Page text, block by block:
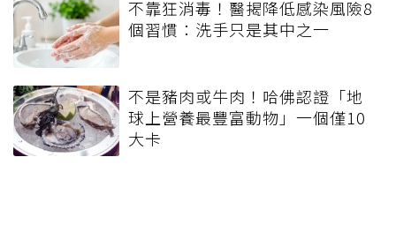
不靠狂消毒！醫揭降低感染風險8
個習慣：洗手只是其中之一
不是豬肉或牛肉！哈佛認證「地
球上營養最豐富動物」一個僅10
大卡